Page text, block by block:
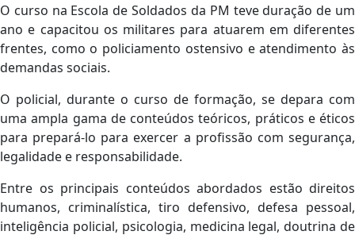
O curso na Escola de Soldados da PM teve duração de um
ano e capacitou os militares para atuarem em diferentes
frentes, como o policiamento ostensivo e atendimento às
demandas sociais.
O policial, durante o curso de formação, se depara com
uma ampla gama de conteúdos teóricos, práticos e éticos
para prepará-lo para exercer a profissão com segurança,
legalidade e responsabilidade.
Entre os principais conteúdos abordados estão direitos
humanos, criminalística, tiro defensivo, defesa pessoal,
inteligência policial, psicologia, medicina legal, doutrina de